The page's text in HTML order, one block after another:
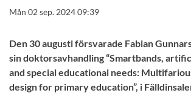
Mån 02 sep. 2024 09:39
Den 30 augusti försvarade Fabian
sin doktorsavhandling “Smartbands,
and special educational needs:
design for primary education”, i